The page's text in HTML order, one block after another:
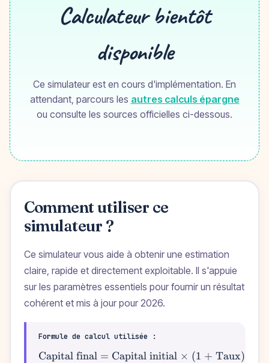
Calculateur bientôt
disponible
Ce simulateur est en cours d'implémentation. En
attendant, parcours les autres calculs épargne
ou consulte les sources officielles ci-dessous.
Comment utiliser ce
simulateur ?
Ce simulateur vous aide à obtenir une estimation
claire, rapide et directement exploitable. Il s'appuie
sur les paramètres essentiels pour fournir un résultat
cohérent et mis à jour pour 2026.
Formule de calcul utilisée :
\text{Capital final =
Capital final = Capital initial × (1 + Taux)^